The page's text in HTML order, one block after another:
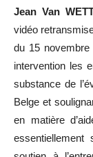
Jean Van
vidéo
du 15 novembre
intervention les
substance de
Belge et
en matière